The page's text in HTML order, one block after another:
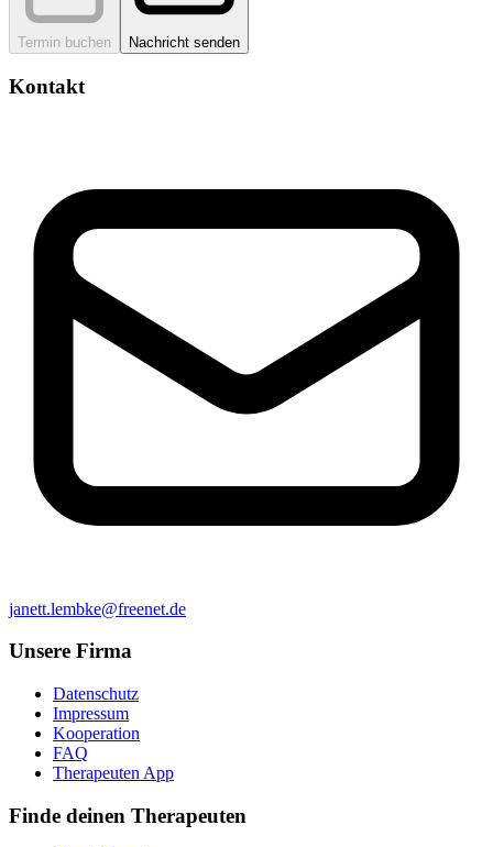
Termin buchen Nachricht senden
Kontakt
janett.lembke@freenet.de
Unsere Firma
Datenschutz
Impressum
Kooperation
FAQ
Therapeuten App
Finde deinen Therapeuten